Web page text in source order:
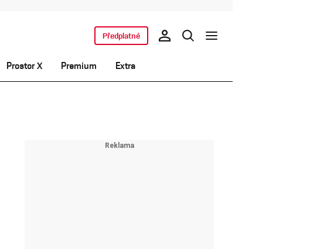
Prostor X Premium Extra
Předplatné